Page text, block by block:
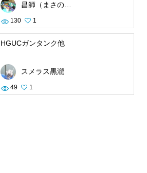
昌師（まさのり）
130 1
HGUCガンタンク他
スメラス黒瀧
49 1